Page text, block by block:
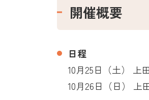
開催概要
日程
10月25日（土） 上
10月26日（日） 上